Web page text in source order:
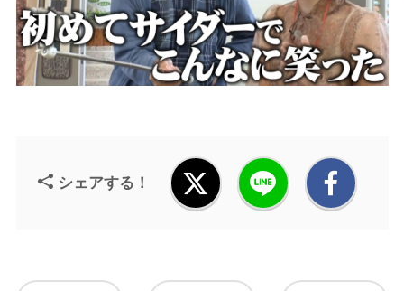
シェアする！